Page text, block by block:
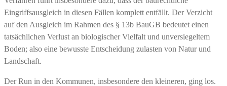
Eingriffsausgleich in diesen Fällen komplett entfällt. Der Verzicht
auf den Ausgleich im Rahmen des § 13b BauGB bedeutet einen
tatsächlichen Verlust an biologischer Vielfalt und unversiegeltem
Boden; also eine bewusste Entscheidung zulasten von Natur und
Landschaft.
Der Run in den Kommunen, insbesondere den kleineren, ging los.